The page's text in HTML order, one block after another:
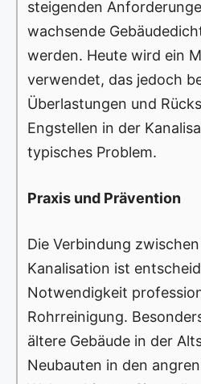
steigenden
wachsende
werden. Heute wird ein
verwendet, das jedoch
Überlastungen und
Engstellen in der
typisches Problem.
Praxis und Prävention
Die Verbindung
Kanalisation ist
Notwendigkeit
Rohrreinigung.
ältere Gebäude in der
Neubauten in den